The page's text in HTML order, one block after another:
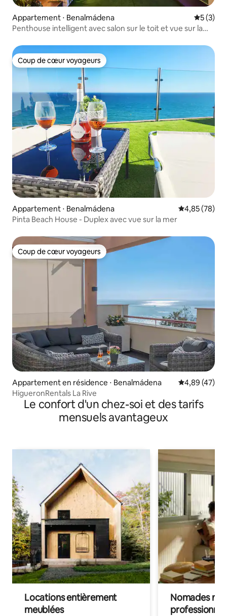
Appartement ⋅ Benalmádena
5 (3)
Penthouse intelligent avec salon sur le toit et vue sur la
Coup de cœur voyageurs
Coup de cœur voyageurs
Appartement ⋅ Benalmádena Évaluation
4,85 (78)
Pinta Beach House - Duplex avec vue sur la mer
Coup de cœur voyageurs
Coup de cœur voyageurs
Appartement en résidence ⋅ Benalmádena Évaluation
4,89 (47)
HigueronRentals La Rive
Le confort d'un chez-soi et des tarifs
mensuels avantageux
Locations entièrement
meublées
Nomades